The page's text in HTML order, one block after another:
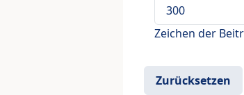
Zeichen der